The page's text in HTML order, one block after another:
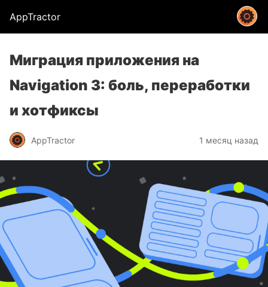
AppTractor
Миграция приложения на
Navigation 3: боль, переработки
и хотфиксы
AppTractor 1 месяц назад